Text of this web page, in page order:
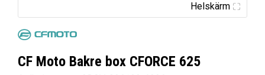
Helskärm
CF Moto Bakre box CFORCE 625